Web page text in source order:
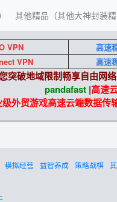
其他精品（其他大神封装精
VPN 高速
VPN
高速
突破地域限制畅享自由网络
pandafast |高速
贸游戏高速云端数据传输
模拟经营 益智养成 策略战棋